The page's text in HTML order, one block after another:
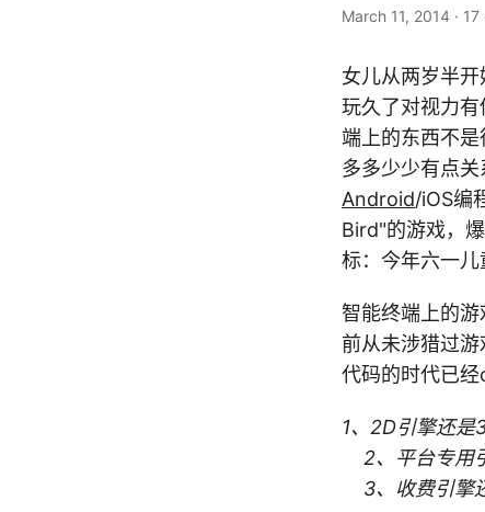
March 11, 2014 · 17
女儿从两岁半
玩久了对视力
端上的东西不
多多少少有点
Android/iOS编
Bird"的游戏，
标：今年六一儿
智能终端上的
前从未涉猎过
代码的时代已经
1、2D引擎还是
2、平台专用
3、收费引擎